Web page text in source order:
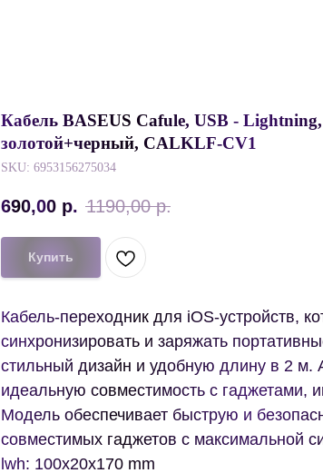
Кабель BASEUS Cafule, USB -
золотой+черный, CALKLF-CV1
SKU: 6953156275034
690,00 р. 1190,00 р.
Купить
Кабель-переходник для iOS-устройств,
синхронизировать и заряжать
стильный дизайн и удобную длину в 2 м.
идеальную совместимость с гаджетами,
Модель обеспечивает быструю и
совместимых гаджетов с максимальной
lwh: 100x20x170 mm